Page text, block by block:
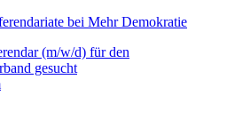
bei Mehr Demokratie
(m/w/d) für den
gesucht